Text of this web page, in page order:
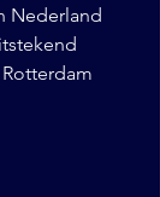
Nederland